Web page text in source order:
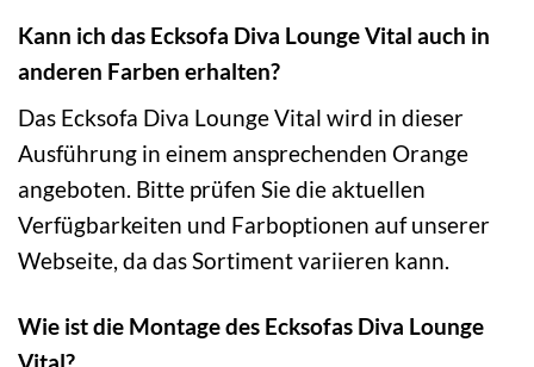
Kann ich das Ecksofa Diva Lounge Vital auch in
anderen Farben erhalten?
Das Ecksofa Diva Lounge Vital wird in dieser
Ausführung in einem ansprechenden Orange
angeboten. Bitte prüfen Sie die aktuellen
Verfügbarkeiten und Farboptionen auf unserer
Webseite, da das Sortiment variieren kann.
Wie ist die Montage des Ecksofas Diva Lounge